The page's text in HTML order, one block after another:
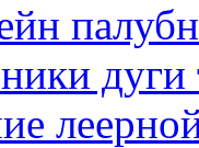
дуги